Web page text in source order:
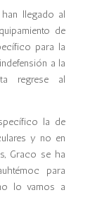
llegado al
de
para la
a la
regrese al
la de
y no en
Graco se ha
para
lo vamos a